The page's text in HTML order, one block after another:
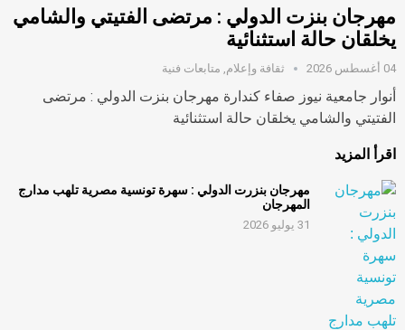
مهرجان بنزت الدولي : مرتضى الفتيتي والشامي
يخلقان حالة استثنائية
04 أغسطس 2026 ثقافة وإعلام متابعات فنية
أنوار جامعية نيوز صفاء كندارة مهرجان بنزت الدولي : مرتضى
الفتيتي والشامي يخلقان حالة استثنائية
اقرأ المزيد
مهرجان بنزرت الدولي : سهرة تونسية مصرية تلهب مدارج
المهرجان
31 يوليو 2026